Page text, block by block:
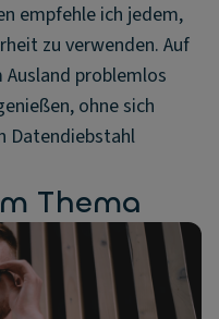
empfehle ich jedem,
zu verwenden. Auf
Ausland problemlos
ohne sich
Datendiebstahl
Thema